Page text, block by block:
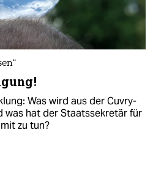
Was wird aus der Cuvry-
was hat der Staatssekretär für
zu tun?